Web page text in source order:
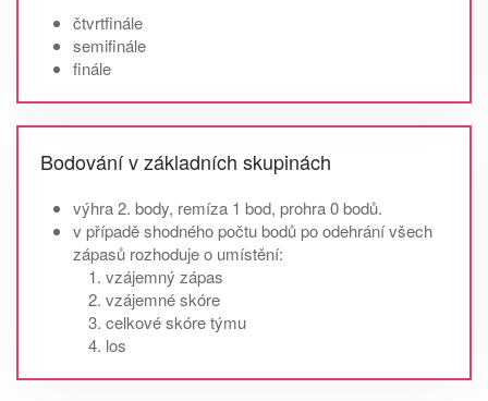
čtvrtfinále
semifinále
finále
Bodování v základních skupinách
výhra 2. body, remíza 1 bod, prohra 0 bodů.
v případě shodného počtu bodů po odehrání všech
zápasů rozhoduje o umístění:
vzájemný zápas
vzájemné skóre
celkové skóre týmu
los